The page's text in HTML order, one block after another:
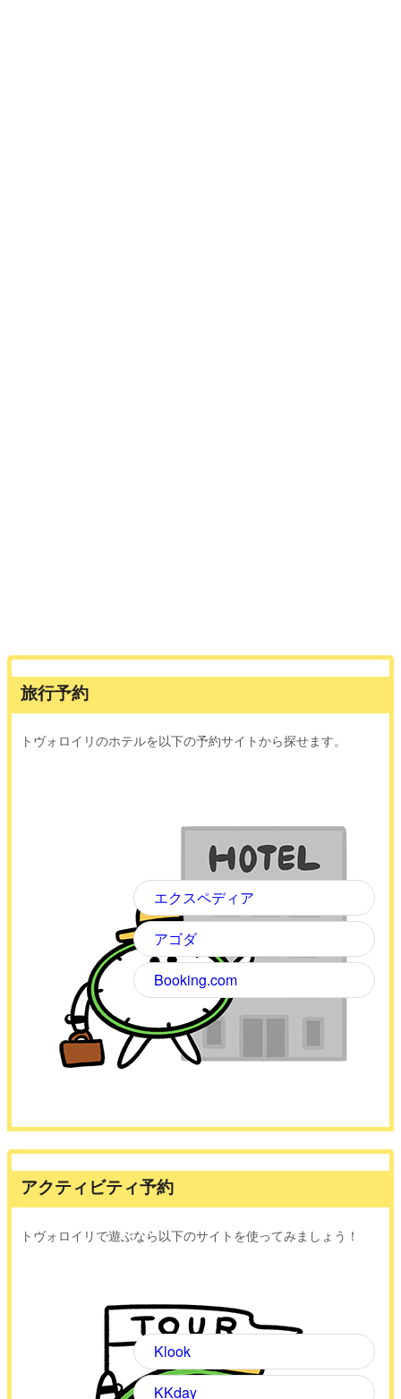
旅行予約
トヴォロイリのホテルを以下の予約サイトから探せます。
エクスペディア
アゴダ
Booking.com
アクティビティ予約
トヴォロイリで遊ぶなら以下のサイトを使ってみましょう！
Klook
KKday